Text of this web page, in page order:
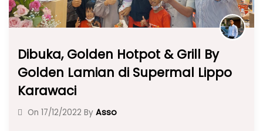
Dibuka, Golden Hotpot & Grill By
Golden Lamian di Supermal Lippo
Karawaci
On 17/12/2022 By Asso